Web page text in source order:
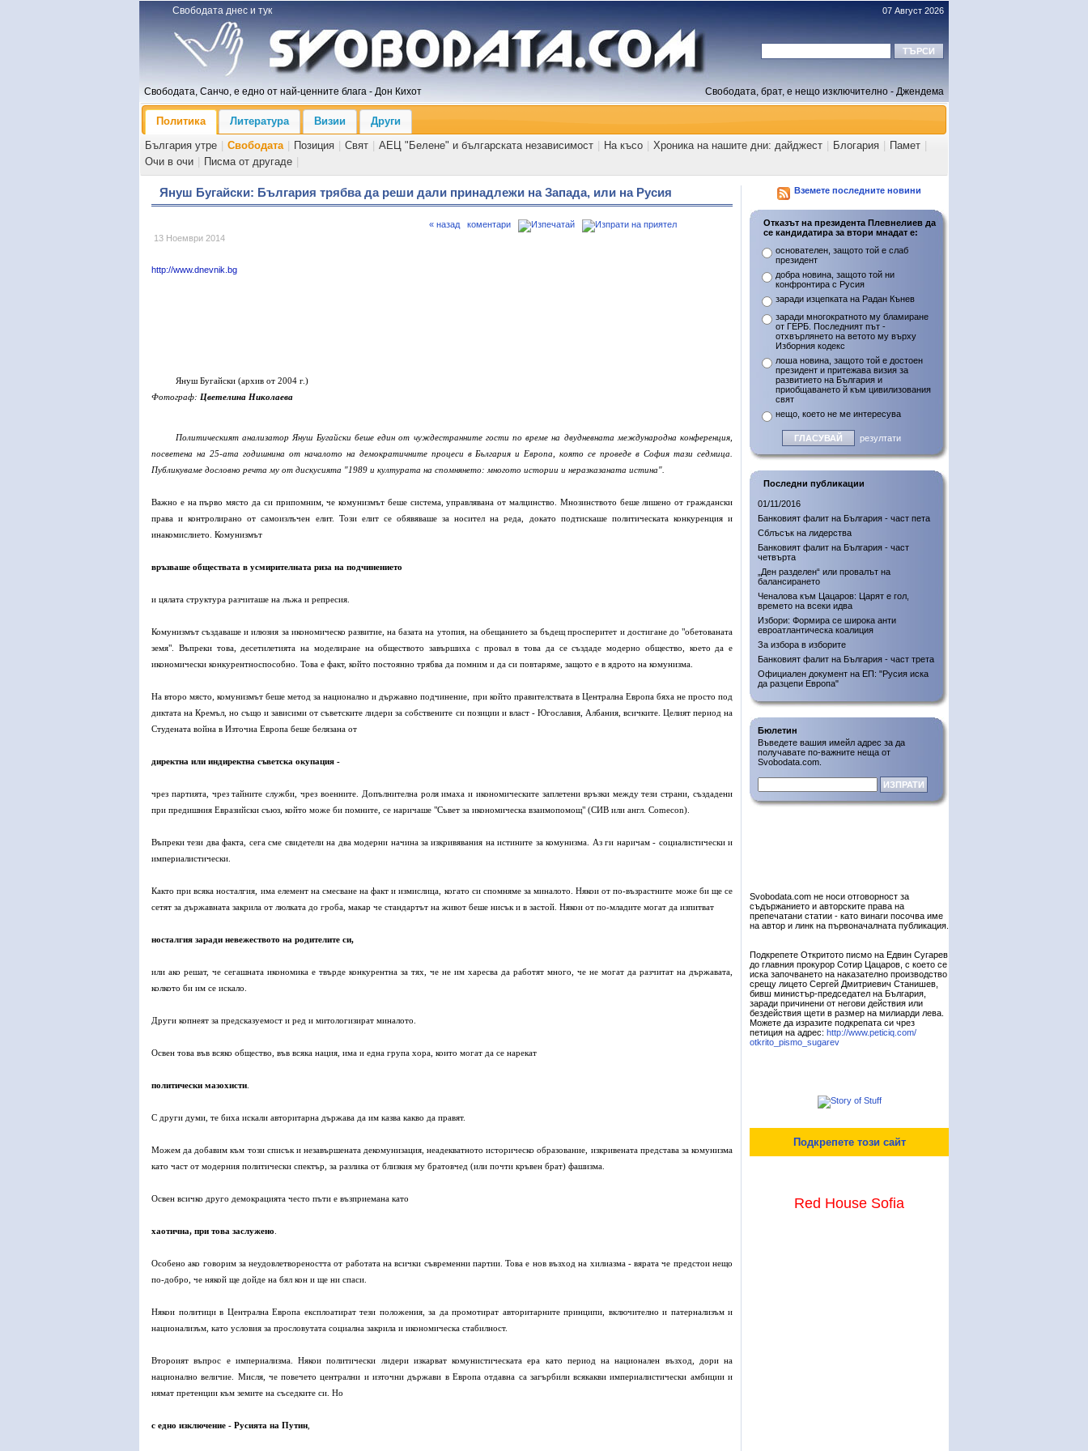
Свободата днес и тук 07 Август 2026
Свободата, Санчо, е едно от най-ценните блага - Дон Кихот Свободата, брат, е нещо изключително - Джендема
Политика Литература Визии
Други
България утре
Свободата Позиция Свят АЕЦ "Белене" и българската независимост На късо Хроника на нашите дни: дайджест Блогария Памет
Очи в очи
Писма от другаде
Януш Бугайски: България трябва да реши дали принадлежи на Запада, или на Русия
13 Ноември 2014
« назад коментари
http://www.dnevnik.bg
Януш Бугайски (архив от 2004 г.)
Фотограф: Цветелина Николаева
Политическият анализатор Януш Бугайски беше един от чуждестранните гости по време на двудневната международна конференция,
посветена на 25-ата годишнина от началото на демократичните процеси в България и Европа, която се проведе в София тази седмица.
Публикуваме дословно речта му от дискусията "1989 и културата на спомнянето: многото истории и неразказаната истина".
Важно е на първо място да си припомним, че комунизмът беше система, управлявана от малцинство. Мнозинството беше лишено от граждански
права и контролирано от самоизлъчен елит. Този елит се обявяваше за носител на реда, докато подтискаше политическата конкуренция и
инакомислието. Комунизмът
връзваше обществата в усмирителната риза на подчинението
и цялата структура разчиташе на лъжа и репресия.
Комунизмът създаваше и илюзия за икономическо развитие, на базата на утопия, на обещанието за бъдещ просперитет и достигане до "обетованата
земя". Въпреки това, десетилетията на моделиране на обществото завършиха с провал в това да се създаде модерно общество, което да е
икономически конкурентноспособно. Това е факт, който постоянно трябва да помним и да си повтаряме, защото е в ядрото на комунизма.
На второ място, комунизмът беше метод за национално и държавно подчинение, при който правителствата в Централна Европа бяха не просто под
диктата на Кремъл, но също и зависими от съветските лидери за собствените си позиции и власт - Югославия, Албания, всичките. Целият период на
Студената война в Източна Европа беше белязана от
директна или индиректна съветска окупация -
чрез партията, чрез тайните служби, чрез военните. Допълнителна роля имаха и икономическите заплетени връзки между тези страни, създадени
при предишния Евразийски съюз, който може би помните, се наричаше "Съвет за икономическа взаимопомощ" (СИВ или англ. Comecon).
Въпреки тези два факта, сега сме свидетели на два модерни начина за изкривявания на истините за комунизма. Аз ги наричам - социалистически и
империалистически.
Както при всяка носталгия, има елемент на смесване на факт и измислица, когато си спомняме за миналото. Някои от по-възрастните може би ще се
сетят за държавната закрила от люлката до гроба, макар че стандартът на живот беше нисък и в застой. Някои от по-младите могат да изпитват
носталгия заради невежеството на родителите си,
или ако решат, че сегашната икономика е твърде конкурентна за тях, че не им харесва да работят много, че не могат да разчитат на държавата,
колкото би им се искало.
Други копнеят за предсказуемост и ред и митологизират миналото.
Освен това във всяко общество, във всяка нация, има и една група хора, които могат да се нарекат
политически мазохисти
С други думи, те биха искали авторитарна държава да им казва какво да правят.
Можем да добавим към този списък и незавършената декомунизация, неадекватното историческо образование, изкривената представа за комунизма
като част от модерния политически спектър, за разлика от близкия му братовчед (или почти кръвен брат) фашизма.
Освен всичко друго демокрацията често пъти е възприемана като
хаотична, при това заслужено
Особено ако говорим за неудовлетвореността от работата на всички съвременни партии. Това е нов възход на хилиазма - вярата че предстои нещо
по-добро, че някой ще дойде на бял кон и ще ни спаси.
Някои политици в Централна Европа експлоатират тези положения, за да промотират авторитарните принципи, включително и патернализъм и
национализъм, като условия за прословутата социална закрила и икономическа стабилност.
Второият въпрос е империализма. Някои политически лидери изкарват комунистическата ера като период на национален възход, дори на
национално величие. Мисля, че повечето централни и източни държави в Европа отдавна са загърбили всякакви империалистически амбиции и
нямат претенции към земите на съседките си. Но
с едно изключение - Русията на Путин
Вземете последните новини
Отказът на президента Плевнелиев да
се кандидатира за втори мнадат е:
основателен, защото той е слаб
президент
добра новина, защото той ни
конфронтира с Русия
заради изцепката на Радан Кънев
заради многократното му бламиране
от ГЕРБ. Последният път -
отхвърлянето на ветото му върху
Изборния кодекс
лоша новина, защото той е достоен
президент и притежава визия за
развитието на България и
приобщаването й към цивилизования
свят
нещо, което не ме интересува
резултати
Последни публикации
01/11/2016
Банковият фалит на България - част пета
Сблъсък на лидерства
Банковият фалит на България - част
четвърта
„Ден разделен“ или провалът на
балансирането
Ченалова към Цацаров: Царят е гол,
времето на всеки идва
Избори: Формира се широка анти
евроатлантическа коалиция
За избора в изборите
Банковият фалит на България - част трета
Официален документ на ЕП: "Русия иска
да разцепи Европа"
Бюлетин
Въведете вашия имейл адрес за да
получавате по-важните неща от
Svobodata.com.
Svobodata.com не носи отговорност за
съдържанието и авторските права на
препечатани статии - като винаги посочва име
на автор и линк на първоначалната публикация.
Подкрепете Откритото писмо на Едвин Сугарев
до главния прокурор Сотир Цацаров, с което се
иска започването на наказателно производство
срещу лицето Сергей Дмитриевич Станишев,
бивш министър-председател на България,
заради причинени от негови действия или
бездействия щети в размер на милиарди лева.
Можете да изразите подкрепата си чрез
петиция на адрес: http://www.peticiq.com/
otkrito_pismo_sugarev
Подкрепете този сайт
Red House Sofia